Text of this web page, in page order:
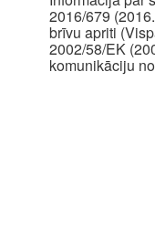
2016/679
brīvu apriti
2002/58/EK
komunikāciju